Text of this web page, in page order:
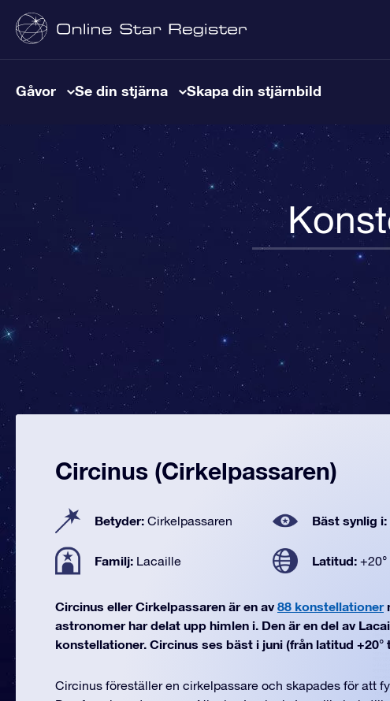
Gåvor Se din stjärna Skapa din stjärnbild
Circinus (Cirkelpassaren)
Betyder: Cirkelpassaren Bäst synlig i:
Familj: Lacaille Latitud:
Circinus eller Cirkelpassaren är en av 88 konstellationer
astronomer har delat upp himlen i. Den är en del av
konstellationer. Circinus ses bäst i juni (från latitud +20°
Circinus föreställer en cirkelpassare och skapades för att